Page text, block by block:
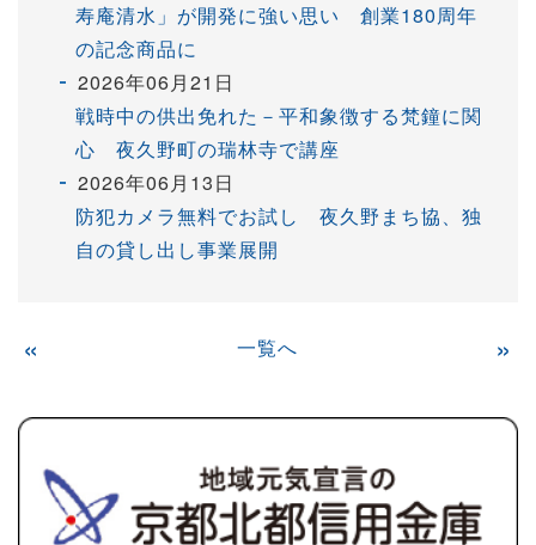
寿庵清水」が開発に強い思い 創業180周年
の記念商品に
2026年06月21日
戦時中の供出免れた－平和象徴する梵鐘に関
心 夜久野町の瑞林寺で講座
2026年06月13日
防犯カメラ無料でお試し 夜久野まち協、独
自の貸し出し事業展開
« 一覧へ